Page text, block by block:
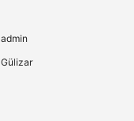
admin
Gülizar